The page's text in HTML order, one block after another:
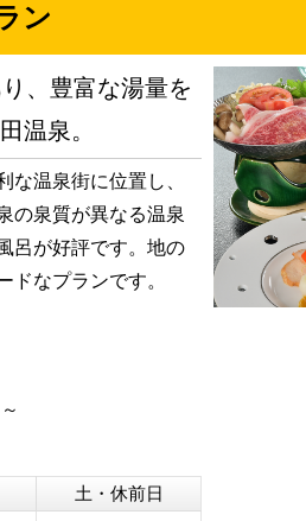
ン
、豊富な湯量を
温泉。
な温泉街に位置し、
の泉質が異なる温泉
呂が好評です。地の
ドなプランです。
土・休前日